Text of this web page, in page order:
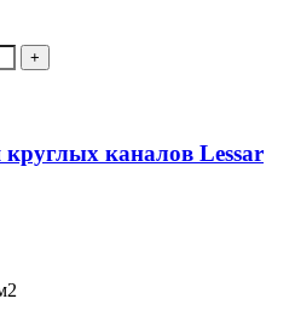
каналов Lessar